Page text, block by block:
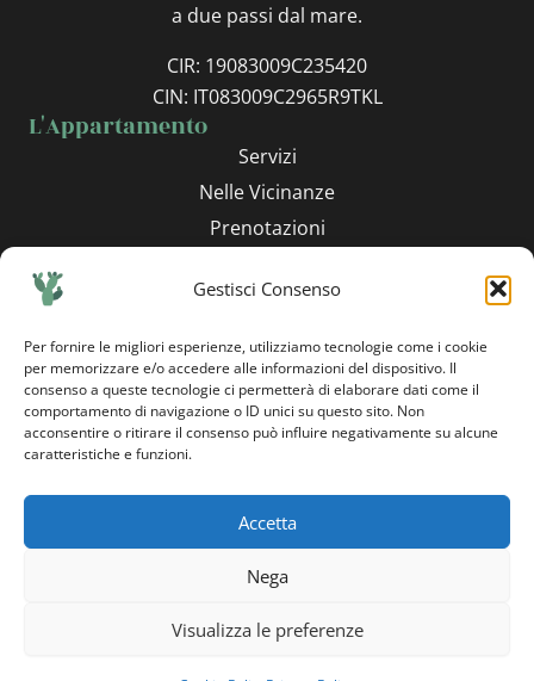
Gestisci Consenso
Per fornire le migliori esperienze, utilizziamo tecnologie come i cookie
per memorizzare e/o accedere alle informazioni del dispositivo. Il
consenso a queste tecnologie ci permetterà di elaborare dati come il
comportamento di navigazione o ID unici su questo sito. Non
acconsentire o ritirare il consenso può influire negativamente su alcune
caratteristiche e funzioni.
Accetta
Nega
Visualizza le preferenze
a due passi dal mare.
CIR: 19083009C235420
CIN: IT083009C2965R9TKL
L'Appartamento
Servizi
Nelle Vicinanze
Prenotazioni
Contatti
Via Vittorio Emanuele, 10
info@ameravigghia.com
+39 328 669 7569
L
n
i
f
e
L
n
i
i
t
L
n
i
g
g
Policies
Privacy